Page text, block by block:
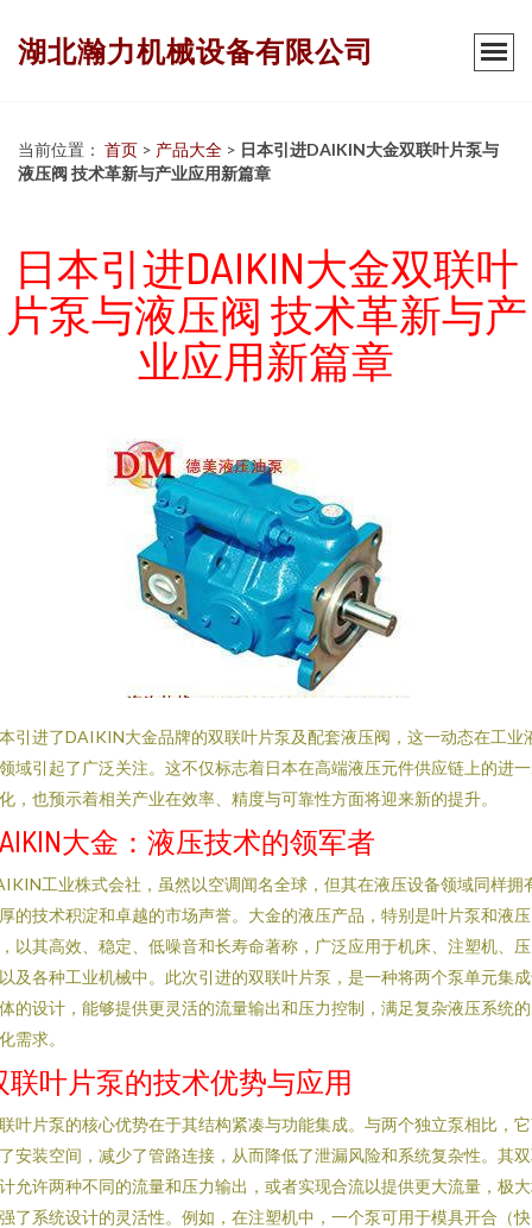
湖北瀚力机械设备有限公司
当前位置： 首页 > 产品大全 > 日本引进DAIKIN大金双联叶片泵与
液压阀 技术革新与产业应用新篇章
日本引进DAIKIN大金双联叶
片泵与液压阀 技术革新与产
业应用新篇章
引进了DAIKIN大金品牌的双联叶片泵及配套液压阀，这一动态在工业
域引起了广泛关注。这不仅标志着日本在高端液压元件供应链上的进
，也预示着相关产业在效率、精度与可靠性方面将迎来新的提升。
大金：液压技术的领军者
工业株式会社，虽然以空调闻名全球，但其在液压设备领域同样拥
的技术积淀和卓越的市场声誉。大金的液压产品，特别是叶片泵和液压
以其高效、稳定、低噪音和长寿命著称，广泛应用于机床、注塑机、
及各种工业机械中。此次引进的双联叶片泵，是一种将两个泵单元集
的设计，能够提供更灵活的流量输出和压力控制，满足复杂液压系统
需求。
联叶片泵的技术优势与应用
叶片泵的核心优势在于其结构紧凑与功能集成。与两个独立泵相比，
安装空间，减少了管路连接，从而降低了泄漏风险和系统复杂性。其
允许两种不同的流量和压力输出，或者实现合流以提供更大流量，极
了系统设计的灵活性。例如，在注塑机中，一个泵可用于模具开合（快